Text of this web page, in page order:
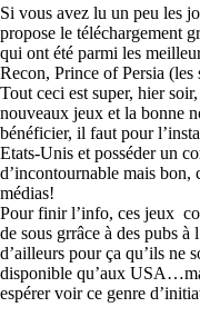
Si vous avez lu un peu les
propose le téléchargement
qui ont été parmi les
Recon, Prince of Persia (les
Tout ceci est super, hier
nouveaux jeux et la bonne
bénéficier, il faut pour
Etats-Unis et posséder un
d’incontournable mais bon,
médias!
Pour finir l’info, ces jeux
de sous grrâce à des pubs à
d’ailleurs pour ça qu’ils ne
disponible qu’aux
espérer voir ce genre